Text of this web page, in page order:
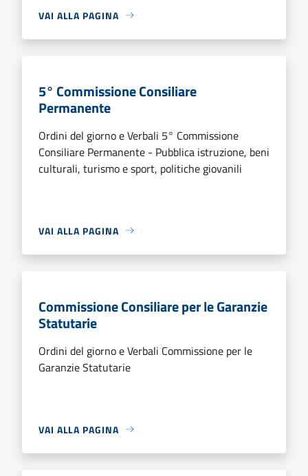
VAI ALLA PAGINA
5° Commissione Consiliare
Permanente
Ordini del giorno e Verbali 5° Commissione
Consiliare Permanente - Pubblica istruzione, beni
culturali, turismo e sport, politiche giovanili
VAI ALLA PAGINA
Commissione Consiliare per le Garanzie
Statutarie
Ordini del giorno e Verbali Commissione per le
Garanzie Statutarie
VAI ALLA PAGINA